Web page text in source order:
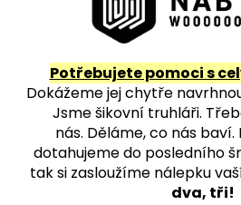
Potřebujete pomoci s
Dokážeme jej chytře
Jsme šikovní truhláři.
nás. Děláme, co nás baví.
dotahujeme do posledního
tak si zasloužíme nálepku
dva, tři!